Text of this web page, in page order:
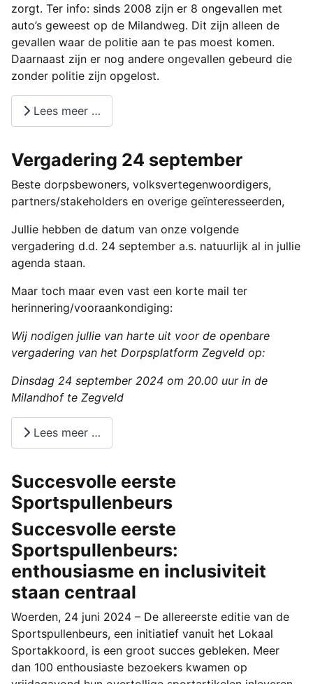
zorgt. Ter info: sinds 2008 zijn er 8 ongevallen met
auto’s geweest op de Milandweg. Dit zijn alleen de
gevallen waar de politie aan te pas moest komen.
Daarnaast zijn er nog andere ongevallen gebeurd die
zonder politie zijn opgelost.
Lees meer …
Vergadering 24 september
Beste dorpsbewoners, volksvertegenwoordigers,
partners/stakeholders en overige geïnteresseerden,
Jullie hebben de datum van onze volgende
vergadering d.d. 24 september a.s. natuurlijk al in jullie
agenda staan.
Maar toch maar even vast een korte mail ter
herinnering/vooraankondiging:
Wij nodigen jullie van harte uit voor de openbare
vergadering van het Dorpsplatform Zegveld op:
Dinsdag 24 september 2024 om 20.00 uur in de
Milandhof te Zegveld
Lees meer …
Succesvolle eerste
Sportspullenbeurs
Succesvolle eerste
Sportspullenbeurs:
enthousiasme en inclusiviteit
staan centraal
Woerden, 24 juni 2024 – De allereerste editie van de
Sportspullenbeurs, een initiatief vanuit het Lokaal
Sportakkoord, is een groot succes gebleken. Meer
dan 100 enthousiaste bezoekers kwamen op